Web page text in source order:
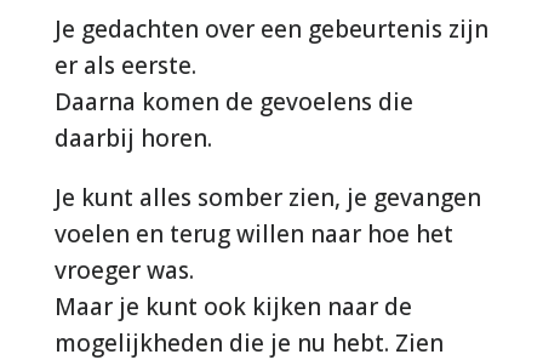
Je gedachten over een gebeurtenis zijn
er als eerste.
Daarna komen de gevoelens die
daarbij horen.
Je kunt alles somber zien, je gevangen
voelen en terug willen naar hoe het
vroeger was.
Maar je kunt ook kijken naar de
mogelijkheden die je nu hebt. Zien